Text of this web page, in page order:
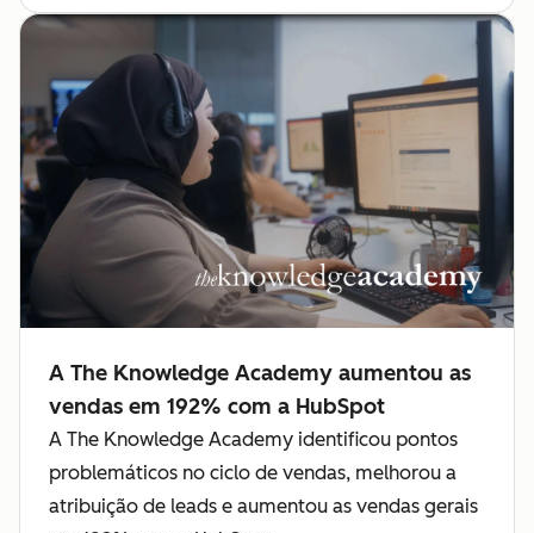
A The Knowledge Academy aumentou as
vendas em 192% com a HubSpot
A The Knowledge Academy identificou pontos
problemáticos no ciclo de vendas, melhorou a
atribuição de leads e aumentou as vendas gerais